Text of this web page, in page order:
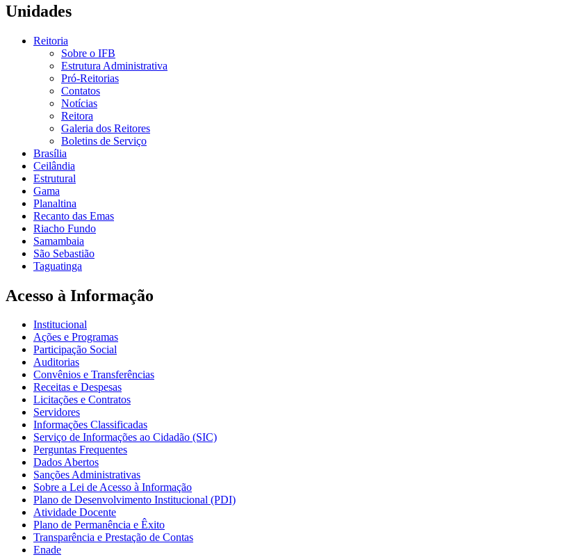
Unidades
Reitoria
Sobre o IFB
Estrutura Administrativa
Pró-Reitorias
Contatos
Notícias
Reitora
Galeria dos Reitores
Boletins de Serviço
Brasília
Ceilândia
Estrutural
Gama
Planaltina
Recanto das Emas
Riacho Fundo
Samambaia
São Sebastião
Taguatinga
Acesso à Informação
Institucional
Ações e Programas
Participação Social
Auditorias
Convênios e Transferências
Receitas e Despesas
Licitações e Contratos
Servidores
Informações Classificadas
Serviço de Informações ao Cidadão (SIC)
Perguntas Frequentes
Dados Abertos
Sanções Administrativas
Sobre a Lei de Acesso à Informação
Plano de Desenvolvimento Institucional (PDI)
Atividade Docente
Plano de Permanência e Êxito
Transparência e Prestação de Contas
Enade